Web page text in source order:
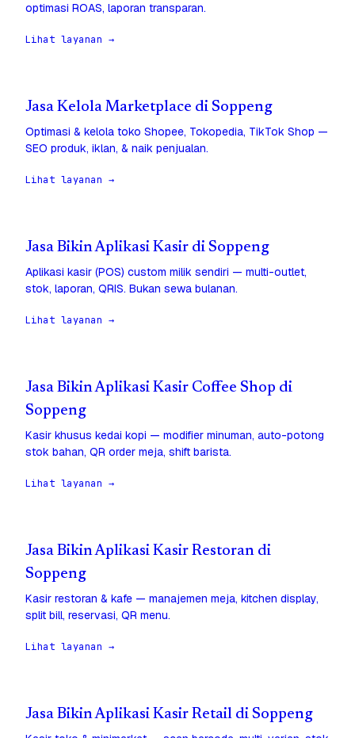
optimasi ROAS, laporan transparan.
Lihat layanan →
Jasa Kelola Marketplace di Soppeng
Optimasi & kelola toko Shopee, Tokopedia, TikTok Shop —
SEO produk, iklan, & naik penjualan.
Lihat layanan →
Jasa Bikin Aplikasi Kasir di Soppeng
Aplikasi kasir (POS) custom milik sendiri — multi-outlet,
stok, laporan, QRIS. Bukan sewa bulanan.
Lihat layanan →
Jasa Bikin Aplikasi Kasir Coffee Shop di
Soppeng
Kasir khusus kedai kopi — modifier minuman, auto-potong
stok bahan, QR order meja, shift barista.
Lihat layanan →
Jasa Bikin Aplikasi Kasir Restoran di
Soppeng
Kasir restoran & kafe — manajemen meja, kitchen display,
split bill, reservasi, QR menu.
Lihat layanan →
Jasa Bikin Aplikasi Kasir Retail di Soppeng